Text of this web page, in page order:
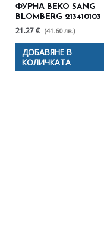
ФУРНА BEKO SANG
BLOMBERG 213410103
21.27 € (41.60 лв.)
ДОБАВЯНЕ В
КОЛИЧКАТА